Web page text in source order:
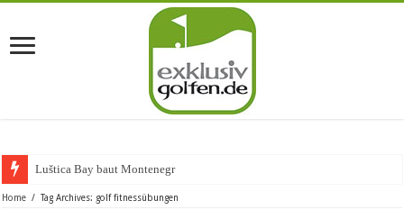
Luštica Bay baut Montenegros
Home / Tag Archives: golf fitnessübungen